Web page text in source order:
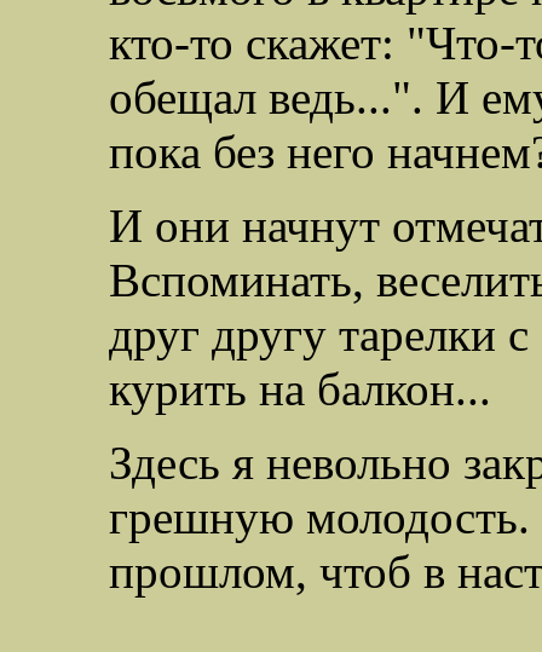
кто-то скажет: "Что-
обещал ведь...". И
пока без него
И они начнут
Вспоминать,
друг другу тарелки
курить на балкон...
Здесь я невольно
грешную молодость.
прошлом, чтоб в